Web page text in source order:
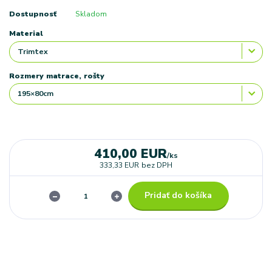
Dostupnosť Skladom
Material
Rozmery matrace, rošty
410,00 EUR/ks
333,33 EUR bez DPH
Pridať do košíka